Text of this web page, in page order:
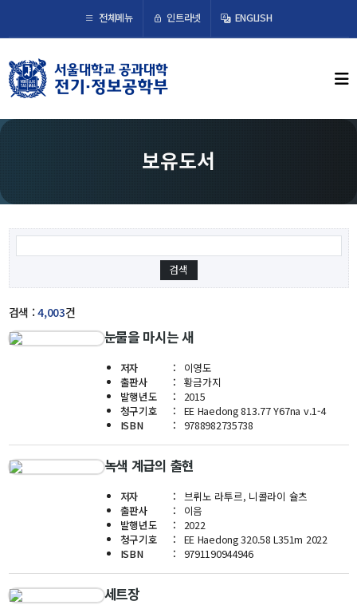
전체메뉴 인트라넷 ENGLISH ×
학부뉴스
뉴스
교수/연구
명예교수 및 전직교수
역대학부장
연구실/연구소
전기정보세미나
보유도서
검색 :4,003건
눈물을 마시는 새
저자
이영도
출판사
황금가지
발행년도
2015
청구기호
EE Haedong 813.77 Y67na v.1-4
ISBN
9788982735738
녹색 계급의 출현
저자
브뤼노 라투르, 니콜라이 슐츠
출판사
이음
발행년도
2022
청구기호
EE Haedong 320.58 L351m 2022
ISBN
9791190944946
세트장